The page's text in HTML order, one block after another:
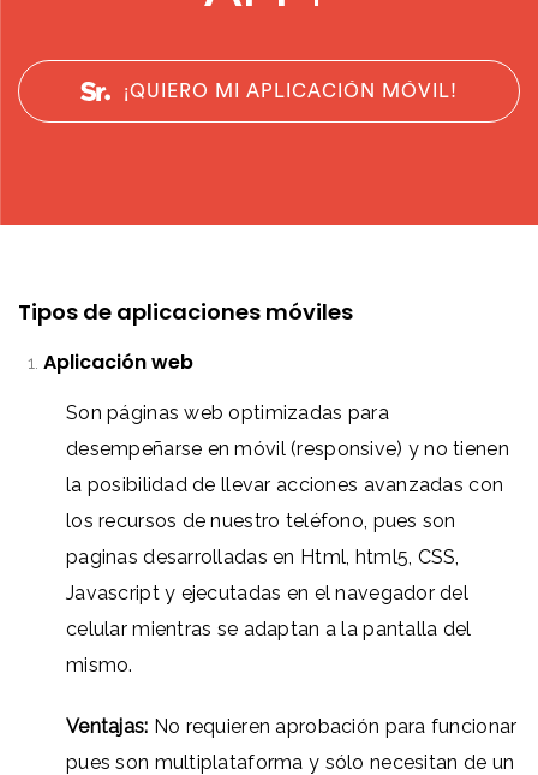
¡QUIERO MI APLICACIÓN MÓVIL!
Tipos de aplicaciones móviles
Aplicación web
Son páginas web optimizadas para
desempeñarse en móvil (responsive) y no tienen
la posibilidad de llevar acciones avanzadas con
los recursos de nuestro teléfono, pues son
paginas desarrolladas en Html, html5, CSS,
Javascript y ejecutadas en el navegador del
celular mientras se adaptan a la pantalla del
mismo.
Ventajas: No requieren aprobación para funcionar
pues son multiplataforma y sólo necesitan de un